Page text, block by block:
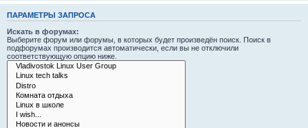
ПАРАМЕТРЫ ЗАПРОСА
Искать в форумах:
Выберите форум или форумы, в которых будет произведён поиск. Поиск в
подфорумах производится автоматически, если вы не отключили
соответствующую опцию ниже.